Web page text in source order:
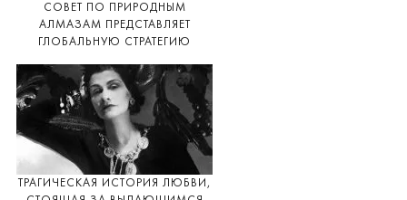
СОВЕТ ПО ПРИРОДНЫМ
АЛМАЗАМ ПРЕДСТАВЛЯЕТ
ГЛОБАЛЬНУЮ СТРАТЕГИЮ
ТРАГИЧЕСКАЯ ИСТОРИЯ ЛЮБВИ,